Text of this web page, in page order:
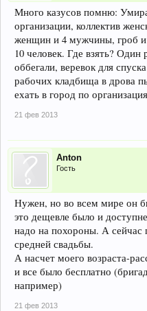
Много казусов помню:
организации, коллектив
женщин и 4 мужчины, гроб
10 человек. Где взять?
оббегали, веревок для
рабочих кладбища в дрова
ехать в город по
21 фев 2013
Anton
Гость
Нужен, но во всем мире он
это дещевле было и
надо на похороны. А
средней свадьбы.
А насчет моего возраста-
и все было бесплатно
например)
21 фев 2013